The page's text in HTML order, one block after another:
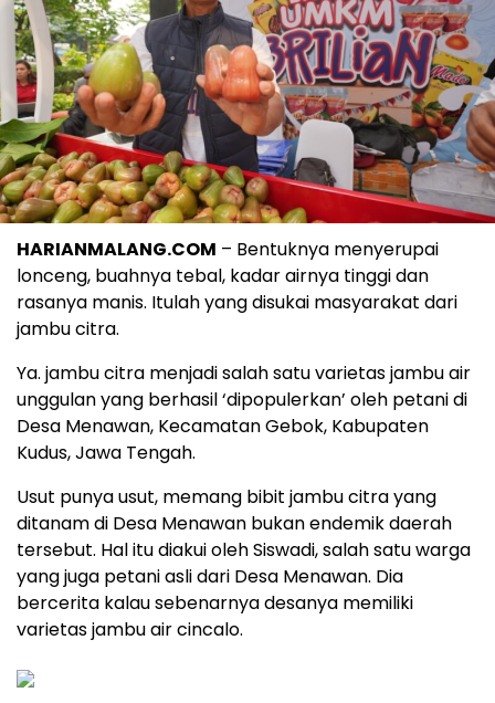
HARIANMALANG.COM – Bentuknya menyerupai
lonceng, buahnya tebal, kadar airnya tinggi dan
rasanya manis. Itulah yang disukai masyarakat dari
jambu citra.
Ya. jambu citra menjadi salah satu varietas jambu air
unggulan yang berhasil ‘dipopulerkan’ oleh petani di
Desa Menawan, Kecamatan Gebok, Kabupaten
Kudus, Jawa Tengah.
Usut punya usut, memang bibit jambu citra yang
ditanam di Desa Menawan bukan endemik daerah
tersebut. Hal itu diakui oleh Siswadi, salah satu warga
yang juga petani asli dari Desa Menawan. Dia
bercerita kalau sebenarnya desanya memiliki
varietas jambu air cincalo.